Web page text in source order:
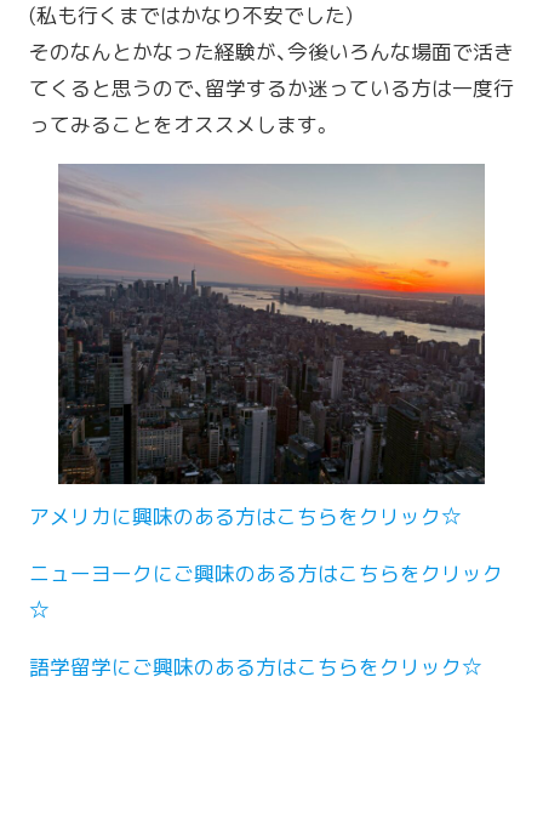
(私も行くまではかなり不安でした)
そのなんとかなった経験が、今後いろんな場面で活き
てくると思うので、留学するか迷っている方は一度行
ってみることをオススメします。
アメリカに興味のある方はこちらをクリック☆
ニューヨークにご興味のある方はこちらをクリック
☆
語学留学にご興味のある方はこちらをクリック☆